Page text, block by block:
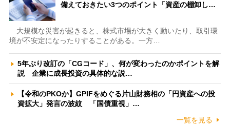
備えておきたい3つのポイント「資産の棚卸し…
大規模な災害が起きると、株式市場が大きく動いたり、取引環
境が不安定になったりすることがある。一方…
5年ぶり改訂の「CGコード」、何が変わったのかポイントを解
説 企業に成長投資の具体的な説…
【令和のPKOか】GPIFをめぐる片山財務相の「円資産への投
資拡大」発言の波紋 「国債重視」…
一覧を見る